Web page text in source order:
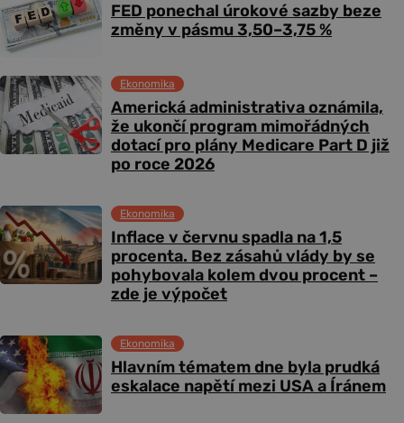
FED ponechal úrokové sazby beze
změny v pásmu 3,50–3,75 %
Americká administrativa oznámila,
že ukončí program mimořádných
dotací pro plány Medicare Part D již
po roce 2026
Ekonomika
Inflace v červnu spadla na 1,5
procenta. Bez zásahů vlády by se
pohybovala kolem dvou procent –
zde je výpočet
Ekonomika
Hlavním tématem dne byla prudká
eskalace napětí mezi USA a Íránem
Ekonomika